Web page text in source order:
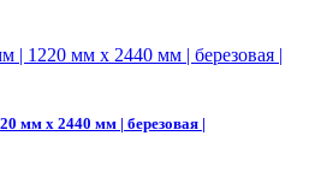
мм х 2440 мм | березовая |